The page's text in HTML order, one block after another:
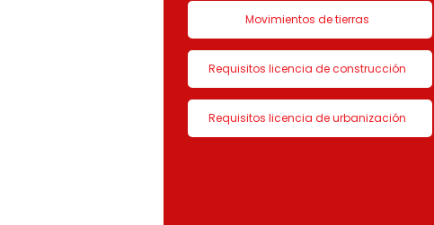
Movimientos de tierras
Requisitos licencia de construcción
Requisitos licencia de urbanización